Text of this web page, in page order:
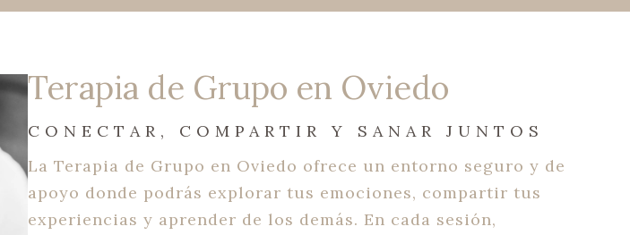
Terapia de Grupo en Oviedo
CONECTAR, COMPARTIR Y SANAR JUNTOS
La Terapia de Grupo en Oviedo ofrece un entorno seguro y de
apoyo donde podrás explorar tus emociones, compartir tus
experiencias y aprender de los demás. En cada sesión,